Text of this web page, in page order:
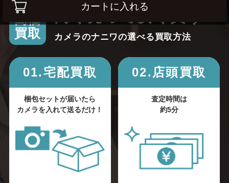
カートに入れる
高価
買取
カメラのナニワの選べる買取方法
01.宅配買取
梱包セットが届いたら
カメラを入れて送るだけ！
02.店頭買取
査定時間は
約5分